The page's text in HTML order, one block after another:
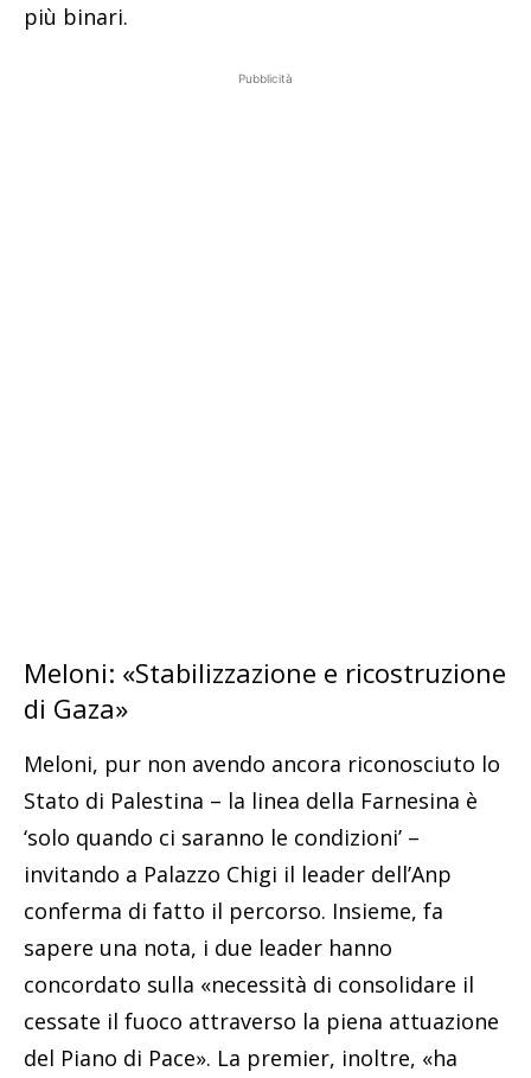
più binari.
Pubblicità
Meloni: «Stabilizzazione e ricostruzione
di Gaza»
Meloni, pur non avendo ancora riconosciuto lo
Stato di Palestina – la linea della Farnesina è
‘solo quando ci saranno le condizioni’ –
invitando a Palazzo Chigi il leader dell’Anp
conferma di fatto il percorso. Insieme, fa
sapere una nota, i due leader hanno
concordato sulla «necessità di consolidare il
cessate il fuoco attraverso la piena attuazione
del Piano di Pace». La premier, inoltre, «ha